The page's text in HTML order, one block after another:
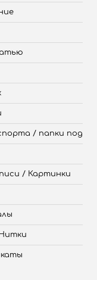
/ папки под
/ Картинки